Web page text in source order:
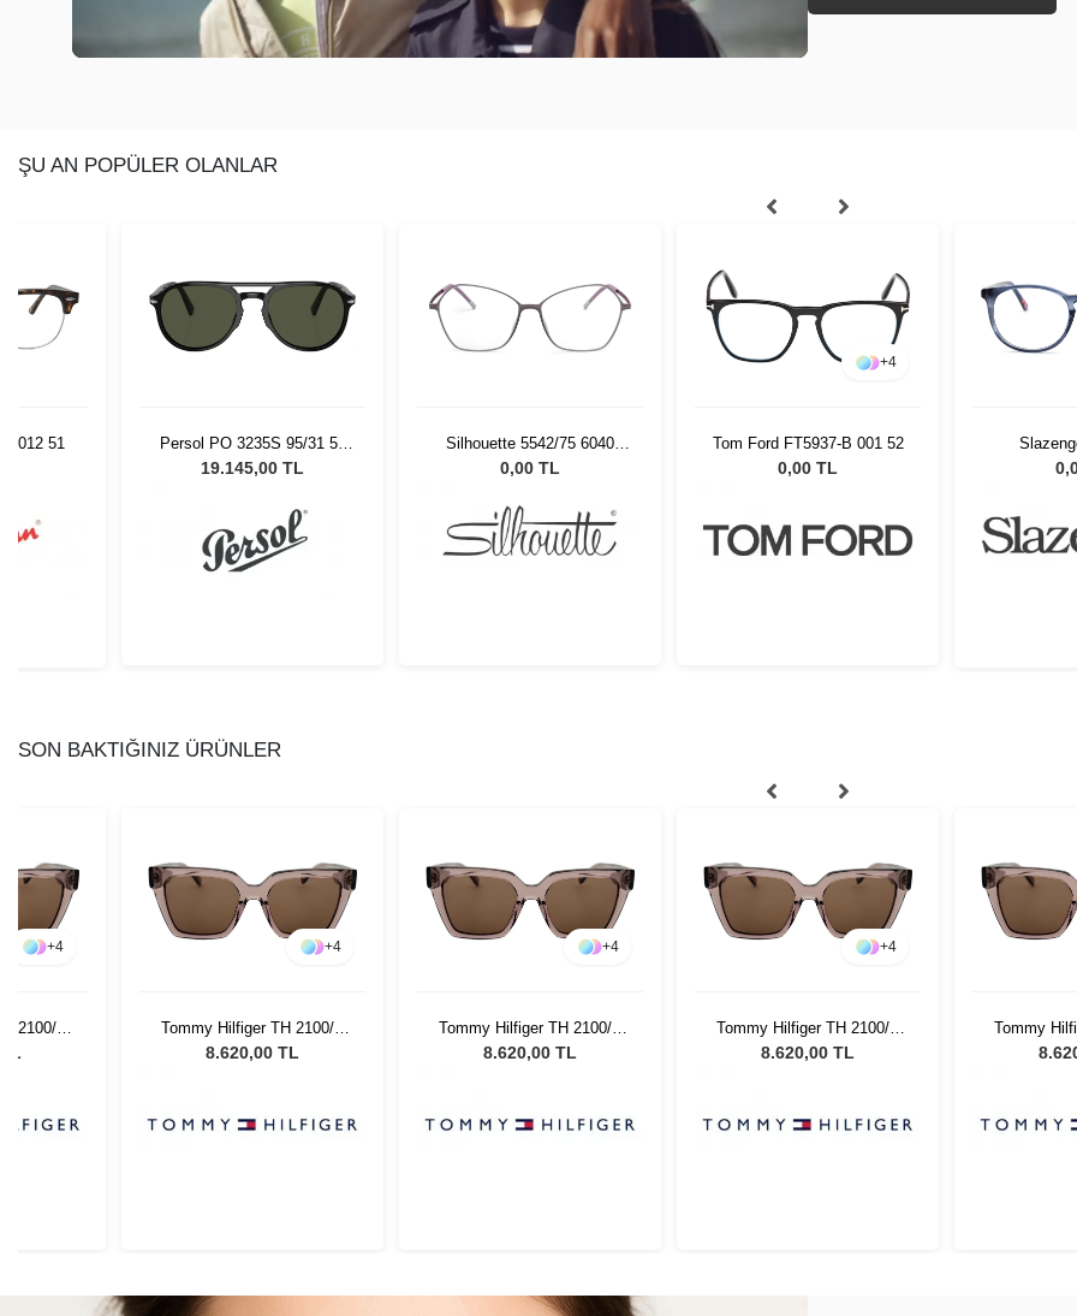
ŞU AN POPÜLER OLANLAR
2012 51
Persol PO 3235S 95/31 55
Unisex Güneş Gözlüğü
19.145,00 TL
Silhouette 5542/75 6040
47/22
0,00 TL
+4
Tom Ford FT5937-B 001 52
0,00 TL
SON BAKTIĞINIZ ÜRÜNLER
+4
2100/S
+4
Tommy Hilfiger TH 2100/S
35J70 - 53 Kadın Güneş
8.620,00 TL
+4
Tommy Hilfiger TH 2100/S
35J70 - 53 Kadın Güneş
8.620,00 TL
+4
Tommy Hilfiger TH 2100/S
35J70 - 53 Kadın Güneş
8.620,00 TL
Tommy
35J70 -